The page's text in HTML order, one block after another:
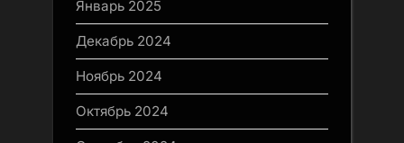
Январь 2025
Декабрь 2024
Ноябрь 2024
Октябрь 2024